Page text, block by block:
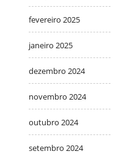
fevereiro 2025
janeiro 2025
dezembro 2024
novembro 2024
outubro 2024
setembro 2024